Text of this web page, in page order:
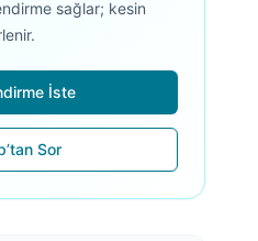
sağlar; kesin
İste
Sor